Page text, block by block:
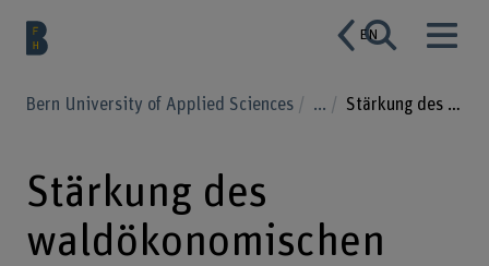
EN
Bern University of Applied Sciences ... Stärkung des waldökonomischen Denkens & Handelns in der Schweizer Waldwirtschaft
Stärkung des
waldökonomischen